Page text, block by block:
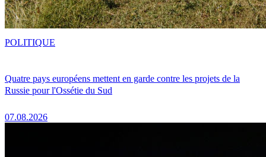
Quatre pays européens mettent en garde contre les projets de la
Russie pour l'Ossétie du Sud
07.08.2026
POLITIQUE